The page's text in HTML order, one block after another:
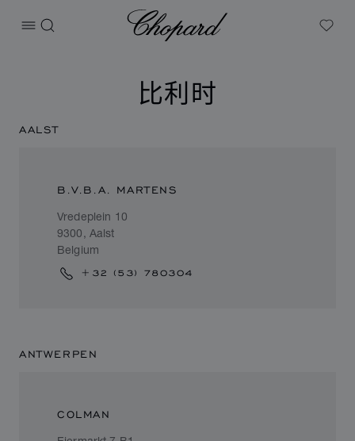
打开菜单
搜索
Chopard
My
比利时
AALST
B.V.B.A. MARTENS
Vredeplein 10
9300, Aalst
Belgium
+32 (53) 780304
ANTWERPEN
COLMAN